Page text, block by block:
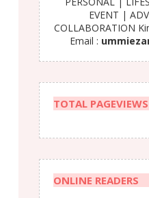
EVENT |
COLLABORATION
Email :
TOTAL PAGEVIEWS
ONLINE READERS